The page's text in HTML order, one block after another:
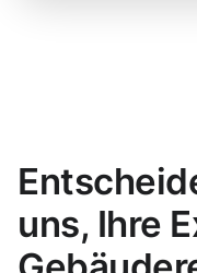
uns, Ihre